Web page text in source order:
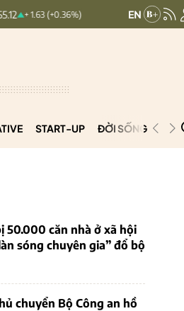
HNXINDEX: 293.44 + 0.25
START-UP ĐỜI SỐNG
50.000 căn nhà ở xã hội
sóng chuyên gia” đổ bộ
chuyển Bộ Công an hồ